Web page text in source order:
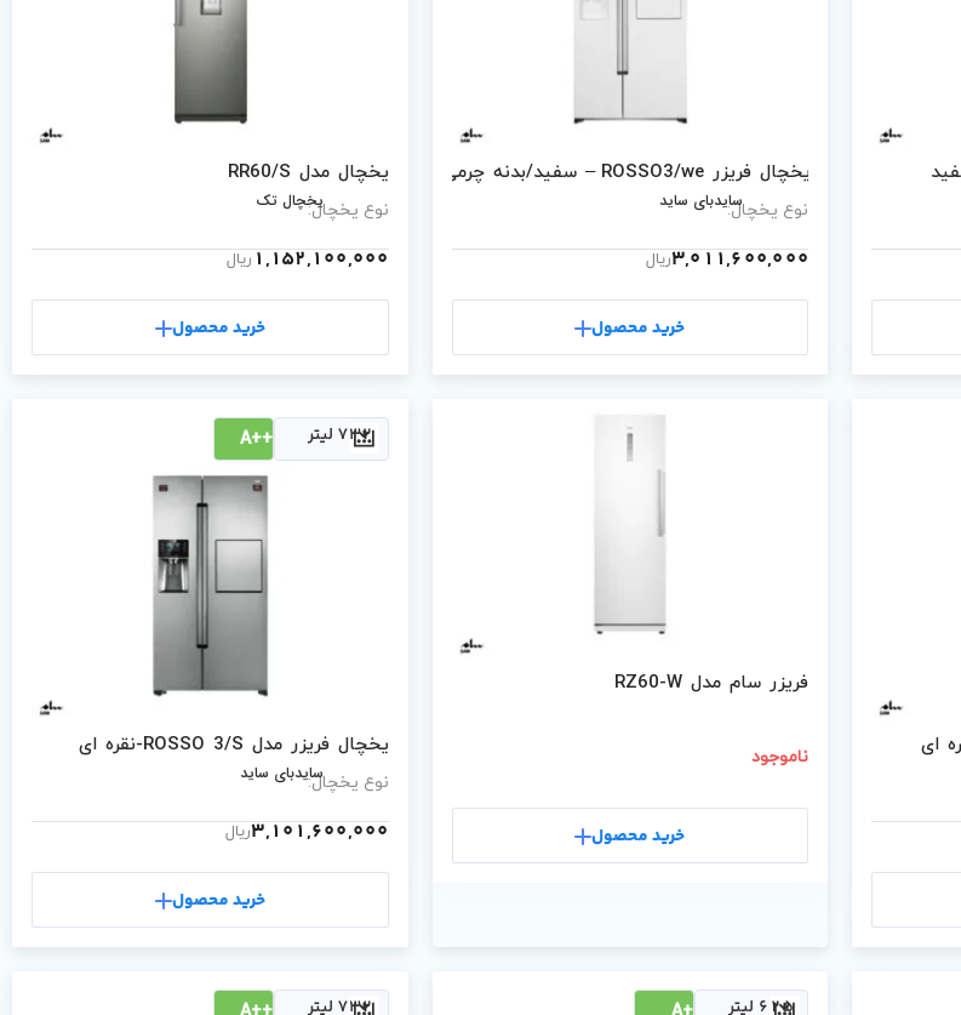
یخچال فریزر ROSSO3/we – سفید/بدنه چرمی
نوع یخچال:سایدبای ساید
3,011,600,000ریال
خرید محصول
یخچال مدل RR60/S
نوع یخچال:یخچال تک
1,152,100,000ریال
خرید محصول
فریزر سام مدل RZ60-W
ناموجود
خرید محصول
732 لیتر ++A
یخچال فریزر مدل ROSSO 3/S-نقره ای
نوع یخچال:سایدبای ساید
3,101,600,000ریال
خرید محصول
625 لیتر 732 لیتر